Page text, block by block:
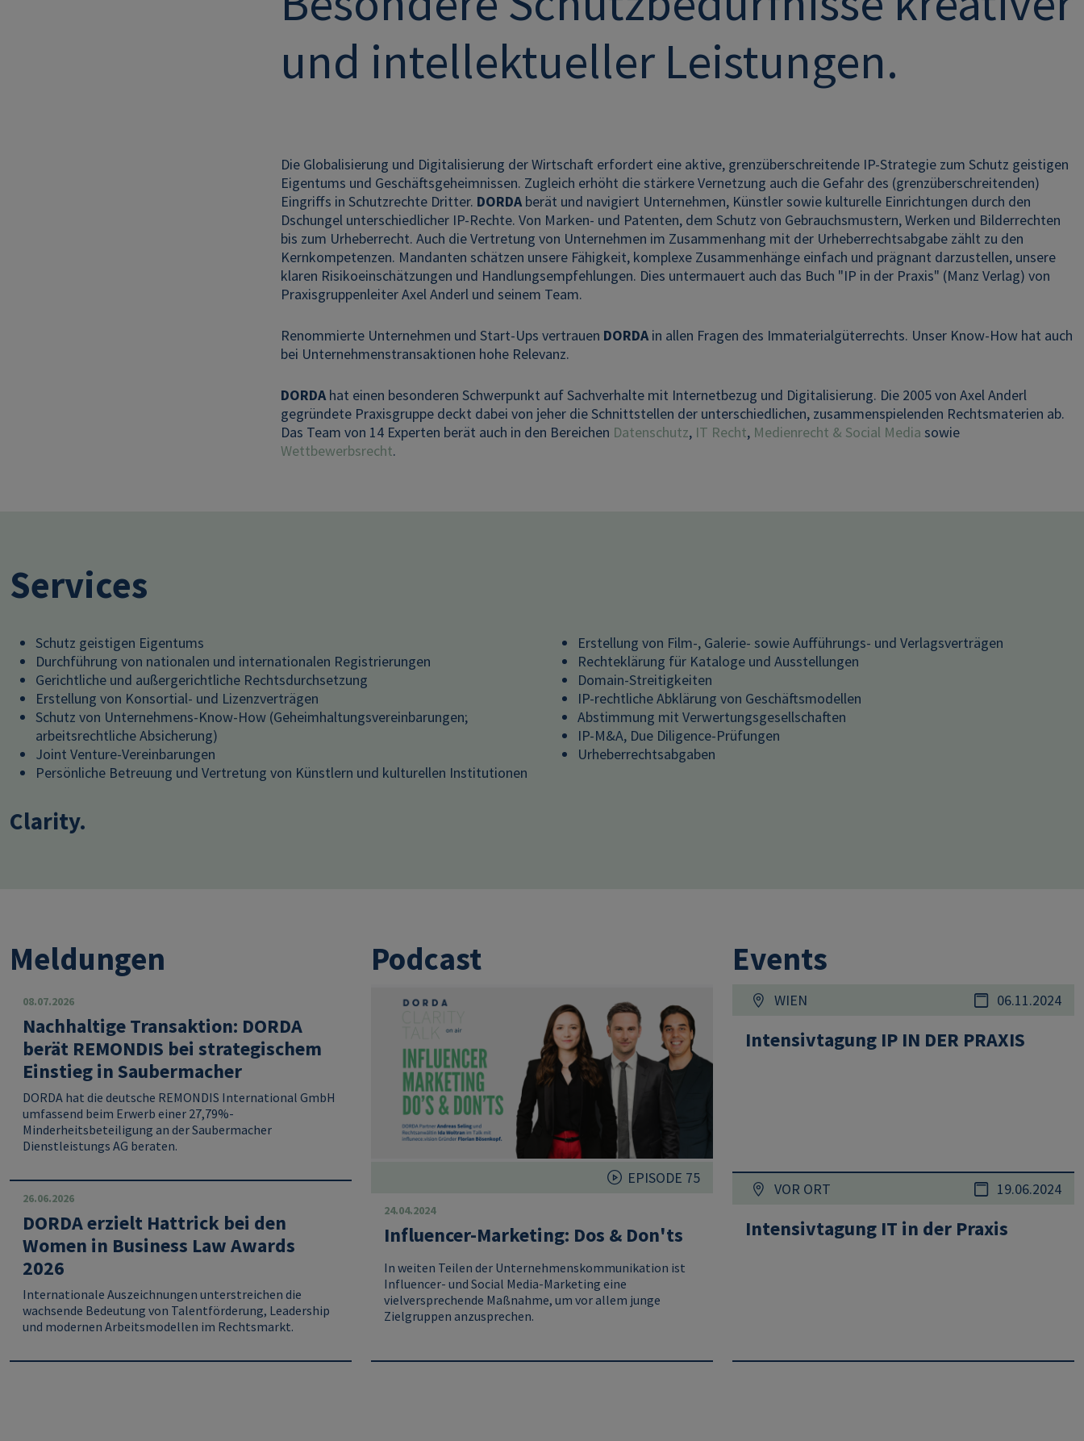
und intellektueller Leistungen.
Die Globalisierung und Digitalisierung der Wirtschaft erfordert eine aktive, grenzüberschreitende IP-Strategie zum Schutz geistigen
Eigentums und Geschäftsgeheimnissen. Zugleich erhöht die stärkere Vernetzung auch die Gefahr des (grenzüberschreitenden)
Eingriffs in Schutzrechte Dritter. DORDAberät und navigiert Unternehmen, Künstler sowie kulturelle Einrichtungen durch den
Dschungel unterschiedlicher IP-Rechte. Von Marken- und Patenten, dem Schutz von Gebrauchsmustern, Werken und Bilderrechten
bis zum Urheberrecht. Auch die Vertretung von Unternehmen im Zusammenhang mit der Urheberrechtsabgabe zählt zu den
Kernkompetenzen. Mandanten schätzen unsere Fähigkeit, komplexe Zusammenhänge einfach und prägnant darzustellen, unsere
klaren Risikoeinschätzungen und Handlungsempfehlungen. Dies untermauert auch das Buch "IP in der Praxis" (Manz Verlag) von
Praxisgruppenleiter Axel Anderl und seinem Team.
Renommierte Unternehmen und Start-Ups vertrauen DORDAin allen Fragen des Immaterialgüterrechts. Unser Know-How hat auch
bei Unternehmenstransaktionen hohe Relevanz.
DORDAhat einen besonderen Schwerpunkt auf Sachverhalte mit Internetbezug und Digitalisierung. Die 2005 von Axel Anderl
gegründete Praxisgruppe deckt dabei von jeher die Schnittstellen der unterschiedlichen, zusammenspielenden Rechtsmaterien ab.
Das Team von 14 Experten berät auch in den Bereichen Datenschutz, IT Recht, Medienrecht & Social Media sowie
Wettbewerbsrecht.
Services
Schutz geistigen Eigentums
Durchführung von nationalen und internationalen Registrierungen
Gerichtliche und außergerichtliche Rechtsdurchsetzung
Erstellung von Konsortial- und Lizenzverträgen
Schutz von Unternehmens-Know-How (Geheimhaltungsvereinbarungen;
arbeitsrechtliche Absicherung)
Joint Venture-Vereinbarungen
Persönliche Betreuung und Vertretung von Künstlern und kulturellen Institutionen
Erstellung von Film-, Galerie- sowie Aufführungs- und Verlagsverträgen
Rechteklärung für Kataloge und Ausstellungen
Domain-Streitigkeiten
IP-rechtliche Abklärung von Geschäftsmodellen
Abstimmung mit Verwertungsgesellschaften
IP-M&A, Due Diligence-Prüfungen
Urheberrechtsabgaben
Clarity.
Meldungen
08.07.2026
Nachhaltige Transaktion: DORDA
berät REMONDIS bei strategischem
Einstieg in Saubermacher
DORDA hat die deutsche REMONDIS International GmbH
umfassend beim Erwerb einer 27,79%-
Minderheitsbeteiligung an der Saubermacher
Dienstleistungs AG beraten.
26.06.2026
DORDA erzielt Hattrick bei den
Women in Business Law Awards
2026
Internationale Auszeichnungen unterstreichen die
wachsende Bedeutung von Talentförderung, Leadership
und modernen Arbeitsmodellen im Rechtsmarkt.
Podcast
EPISODE 75
24.04.2024
Influencer-Marketing: Dos & Don'ts
In weiten Teilen der Unternehmenskommunikation ist
Influencer- und Social Media-Marketing eine
vielversprechende Maßnahme, um vor allem junge
Zielgruppen anzusprechen.
Events
WIEN 06.11.2024
Intensivtagung IP IN DER PRAXIS
VOR ORT 19.06.2024
Intensivtagung IT in der Praxis